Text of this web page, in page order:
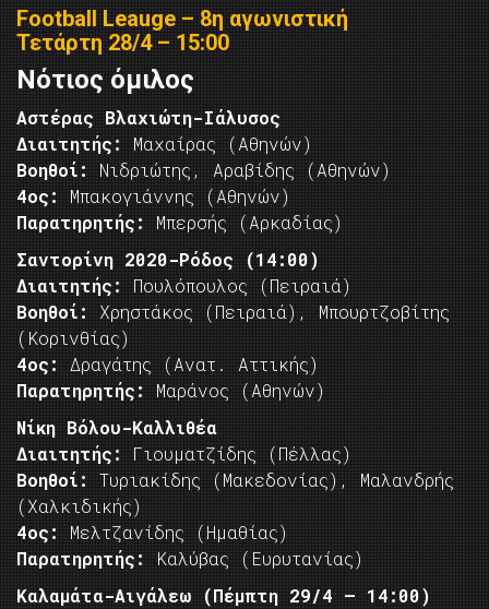
Football Leauge – 8η αγωνιστική
Τετάρτη 28/4 – 15:00
Νότιος όμιλος
Αστέρας Βλαχιώτη-Ιάλυσος
Διαιτητής:
Μαχαίρας (Αθηνών)
Βοηθοί:
Νιδριώτης, Αραβίδης (Αθηνών)
4ος:
Μπακογιάννης (Αθηνών)
Παρατηρητής:
Μπερσής (Αρκαδίας)
Σαντορίνη 2020-Ρόδος (14:00)
Διαιτητής:
Πουλόπουλος (Πειραιά)
Βοηθοί:
Χρηστάκος (Πειραιά), Μπουρτζοβίτης
(Κορινθίας)
4ος:
Δραγάτης (Ανατ. Αττικής)
Παρατηρητής:
Μαράνος (Αθηνών)
Νίκη Βόλου-Καλλιθέα
Διαιτητής:
Γιουματζίδης (Πέλλας)
Βοηθοί:
Τυριακίδης (Μακεδονίας), Μαλανδρής
(Χαλκιδικής)
4ος:
Μελτζανίδης (Ημαθίας)
Παρατηρητής:
Καλύβας (Ευρυτανίας)
Καλαμάτα-Αιγάλεω (Πέμπτη 29/4 – 14:00)